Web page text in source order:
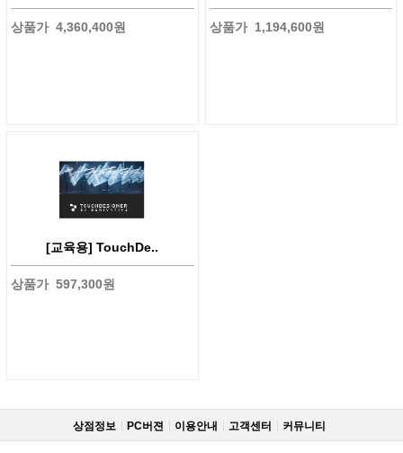
상품가 4,360,400원 상품가 1,194,600원
[교육용] TouchDe..
상품가 597,300원
상점정보 PC버젼 이용안내 고객센터 커뮤니티